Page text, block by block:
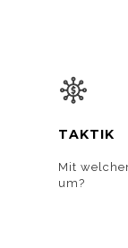
TAKTIK
Mit
um?